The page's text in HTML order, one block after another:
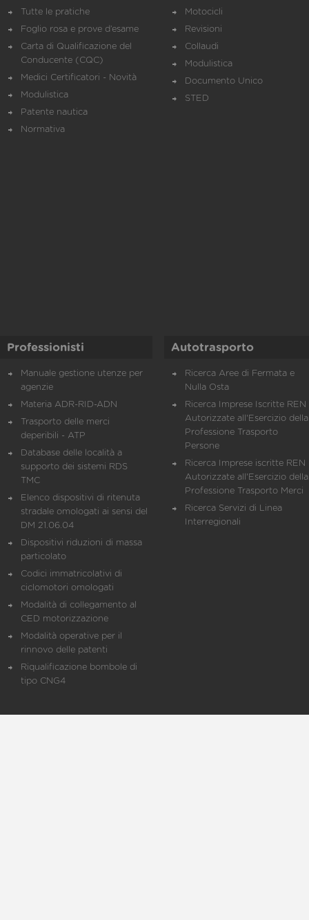
Tutte le pratiche
Foglio rosa e prove d’esame
Carta di Qualificazione del
Conducente (CQC)
Medici Certificatori - Novità
Modulistica
Patente nautica
Normativa
Motocicli
Revisioni
Collaudi
Modulistica
Documento Unico
STED
Professionisti
Manuale gestione utenze per
agenzie
Materia ADR-RID-ADN
Trasporto delle merci
deperibili - ATP
Database delle località a
supporto dei sistemi RDS
TMC
Elenco dispositivi di ritenuta
stradale omologati ai sensi del
DM 21.06.04
Dispositivi riduzioni di massa
particolato
Codici immatricolativi di
ciclomotori omologati
Modalità di collegamento al
CED motorizzazione
Modalità operative per il
rinnovo delle patenti
Riqualificazione bombole di
tipo CNG4
Autotrasporto
Ricerca Aree di Fermata e
Nulla Osta
Ricerca Imprese Iscritte REN
Autorizzate all'Esercizio della
Professione Trasporto
Persone
Ricerca Imprese iscritte REN
Autorizzate all'Esercizio della
Professione Trasporto Merci
Ricerca Servizi di Linea
Interregionali